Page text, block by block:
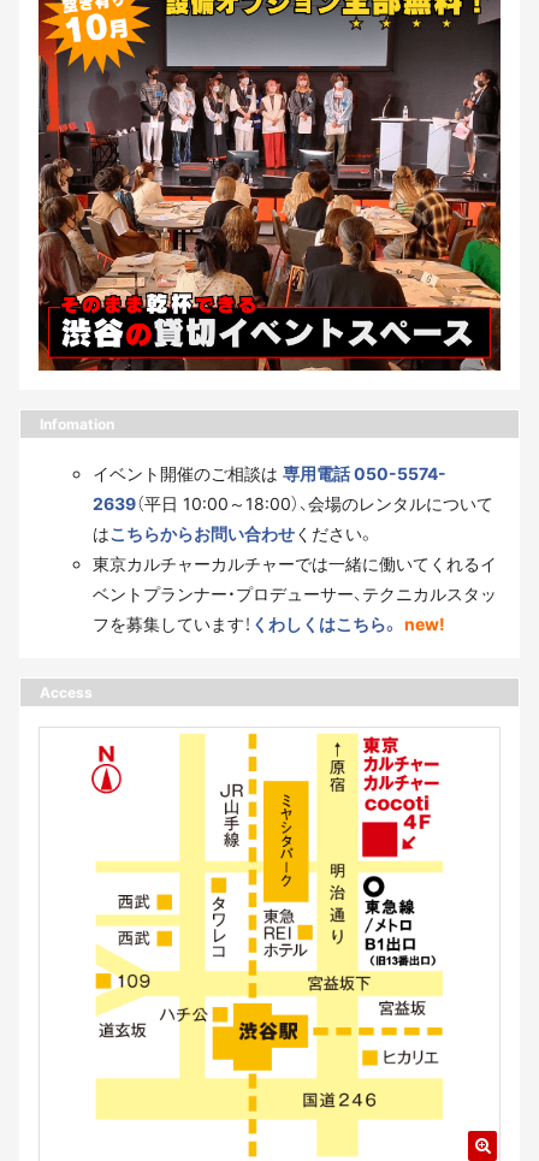
Infomation
イベント開催のご相談は 専用電話 050-5574-
2639（平日 10:00～18:00）、会場のレンタルについて
はこちらからお問い合わせください。
東京カルチャーカルチャーでは一緒に働いてくれるイ
ベントプランナー・プロデューサー、テクニカルスタッ
フを募集しています！ くわしくはこちら。 new!
Access